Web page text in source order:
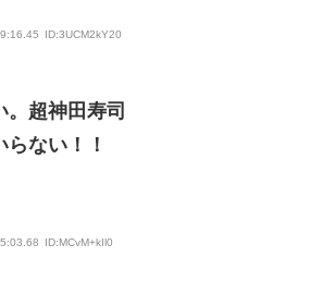
ID:3UCM2kY20
。超神田寿司
ない！！
ID:MCvM+kIl0